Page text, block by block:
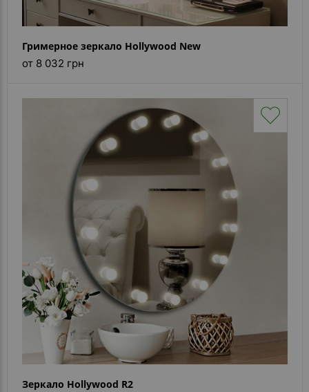
Гримерное зеркало Hollywood New
от 8 032 грн
Зеркало Hollywood R2